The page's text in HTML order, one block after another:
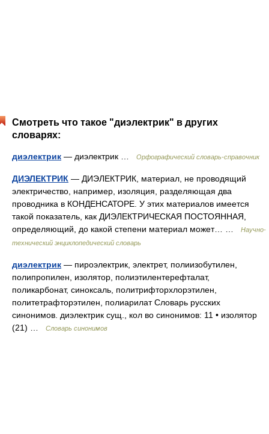
Смотреть что такое "диэлектрик" в других
словарях:
диэлектрик — диэлектрик … Орфографический словарь-справочник
ДИЭЛЕКТРИК — ДИЭЛЕКТРИК, материал, не проводящий
электричество, например, изоляция, разделяющая два
проводника в КОНДЕНСАТОРЕ. У этих материалов имеется
такой показатель, как ДИЭЛЕКТРИЧЕСКАЯ ПОСТОЯННАЯ,
определяющий, до какой степени материал может… …
Научно-
технический энциклопедический словарь
диэлектрик — пироэлектрик, электрет, полиизобутилен,
полипропилен, изолятор, полиэтилентерефталат,
поликарбонат, синоксаль, политрифторхлорэтилен,
политетрафторэтилен, полиарилат Словарь русских
синонимов. диэлектрик сущ., кол во синонимов: 11 • изолятор
(21) …
Словарь синонимов